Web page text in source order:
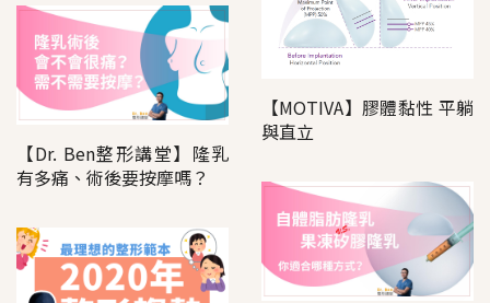
【MOTIVA】膠體黏性 平躺
與直立
【Dr. Ben整形講堂】隆乳
有多痛、術後要按摩嗎？